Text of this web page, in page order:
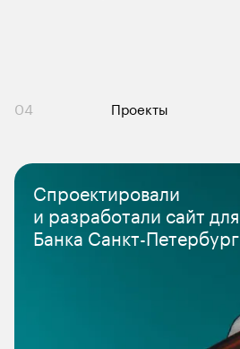
04 Проекты
Спроектировали
и разработали сайт для
Банка Санкт-Петербург